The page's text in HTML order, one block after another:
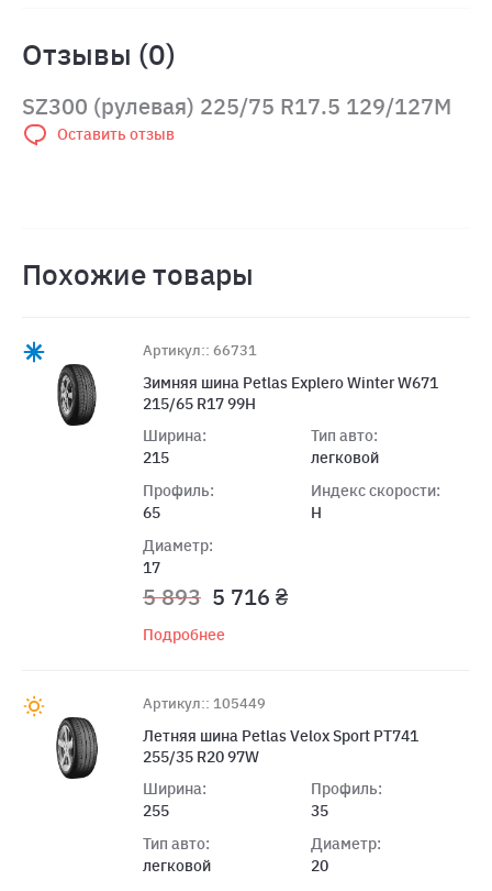
Отзывы (0)
SZ300 (рулевая) 225/75 R17.5 129/127M
Оставить отзыв
Похожие товары
Артикул:: 66731
Зимняя шина Petlas Explero Winter W671
215/65 R17 99H
Ширина:
215
Профиль:
65
Диаметр:
17
Тип авто:
легковой
Индекс скорости:
H
5 893 5 716 ₴
Подробнее
Артикул:: 105449
Летняя шина Petlas Velox Sport PT741
255/35 R20 97W
Ширина:
255
Тип авто:
легковой
Профиль:
35
Диаметр:
20